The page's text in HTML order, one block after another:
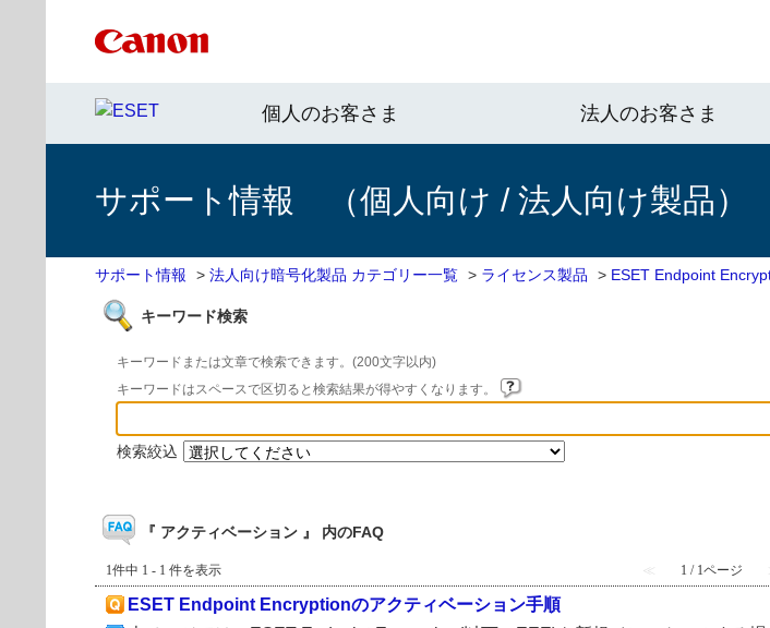
個人のお客さま 法人のお客さま
サポート情報 （個人向け / 法人向け製品）
サポート情報 > 法人向け暗号化製品 カテゴリー一覧 > ライセンス製品 > ESET Endpoint
キーワード検索
キーワードまたは文章で検索できます。(200文字以内)
キーワードはスペースで区切ると検索結果が得やすくなります。
検索絞込
『 アクティベーション 』 内のFAQ
1件中 1 - 1 件を表示 ≪ 1 / 1ページ
ESET Endpoint Encryptionのアクティベーション手順